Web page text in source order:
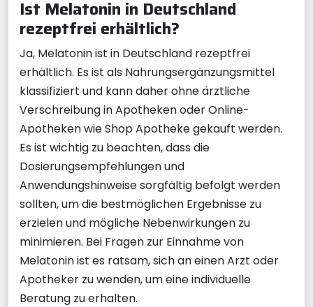
Ist Melatonin in Deutschland
rezeptfrei erhältlich?
Ja, Melatonin ist in Deutschland rezeptfrei
erhältlich. Es ist als Nahrungsergänzungsmittel
klassifiziert und kann daher ohne ärztliche
Verschreibung in Apotheken oder Online-
Apotheken wie Shop Apotheke gekauft werden.
Es ist wichtig zu beachten, dass die
Dosierungsempfehlungen und
Anwendungshinweise sorgfältig befolgt werden
sollten, um die bestmöglichen Ergebnisse zu
erzielen und mögliche Nebenwirkungen zu
minimieren. Bei Fragen zur Einnahme von
Melatonin ist es ratsam, sich an einen Arzt oder
Apotheker zu wenden, um eine individuelle
Beratung zu erhalten.